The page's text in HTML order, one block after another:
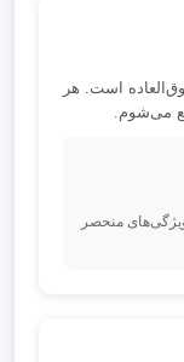
است. هر
منحصر